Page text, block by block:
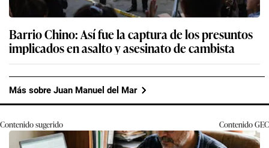
Barrio Chino: Así fue la captura de los presuntos
implicados en asalto y asesinato de cambista
Más sobre Juan Manuel del Mar
Contenido sugerido ContenidoGEC